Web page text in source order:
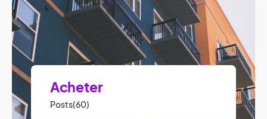
Acheter
Posts(60)